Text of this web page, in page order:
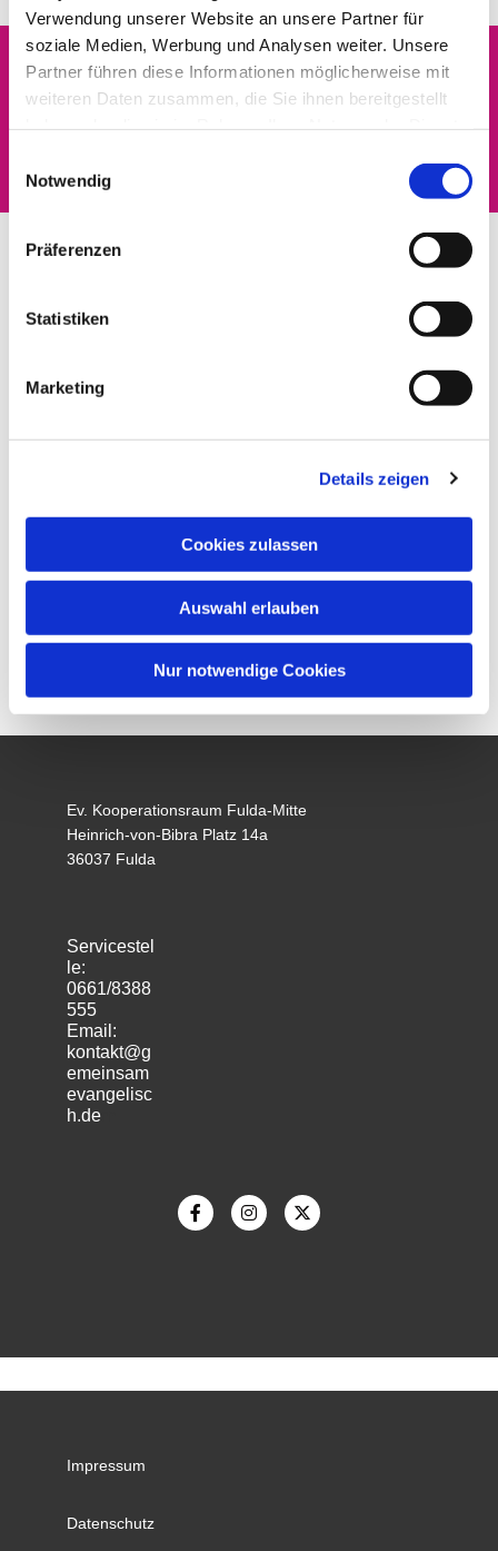
Verwendung unserer Website an unsere Partner für
soziale Medien, Werbung und Analysen weiter. Unsere
Partner führen diese Informationen möglicherweise mit
weiteren Daten zusammen, die Sie ihnen bereitgestellt
Notwendig
Präferenzen
Statistiken
Marketing
Details zeigen
Cookies zulassen
Auswahl erlauben
Nur notwendige Cookies
Dies könnte Sie auch
interessieren
Ev. Kooperationsraum Fulda-Mitte
Heinrich-von-Bibra Platz 14a
36037 Fulda
Servicestel
le:
0661/8388
555
Email:
kontakt@g
emeinsam
evangelisc
h.de
Impressum
Datenschutz